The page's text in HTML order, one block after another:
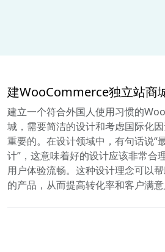
建WooCommerce独立站商
建立一个符合外国人使用习惯的
城，需要简洁的设计和考虑国际化
重要的。在设计领域中，有句话说“
计”，这意味着好的设计应该非常合
用户体验流畅。这种设计理念可以
的产品，从而提高转化率和客户满